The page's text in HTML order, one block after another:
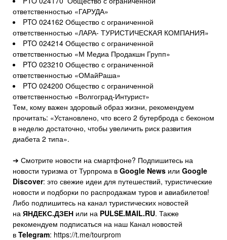
ответственностью «ГАРУДА»
PTO 024162 Общество с ограниченной
ответственностью «ЛАРА- ТУРИСТИЧЕСКАЯ КОМПАНИЯ»
PTO 024214 Общество с ограниченной
ответственностью «М Медиа Продакшн Групп»
PTO 023210 Общество с ограниченной
ответственностью «ОМайРаша»
PTO 024200 Общество с ограниченной
ответственностью «Волгоград-Интурист»
Тем, кому важен здоровый образ жизни, рекомендуем
прочитать: «Установлено, что всего 2 бутерброда с беконом
в неделю достаточно, чтобы увеличить риск развития
диабета 2 типа».
➔ Смотрите новости на смартфоне? Подпишитесь на
новости туризма от Турпрома в Google News или Google
Discover: это свежие идеи для путешествий, туристические
новости и подборки по распродажам туров и авиабилетов!
Либо подпишитесь на канал туристических новостей
на ЯНДЕКС.ДЗЕН или на PULSE.MAIL.RU. Также
рекомендуем подписаться на наш Канал новостей
в Telegram: https://t.me/tourprom